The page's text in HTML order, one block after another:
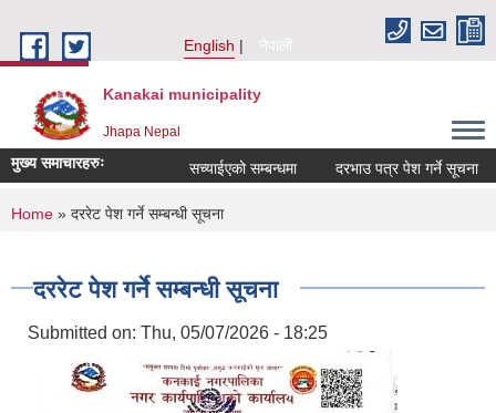
English
नेपाली
Kanakai municipality
Jhapa Nepal
मुख्य समाचारहरुः सच्याईएको सम्बन्धमा दरभाउ पत्र पेश गर्ने सूचना
You are here
Home » दररेट पेश गर्ने सम्बन्धी सूचना
दररेट पेश गर्ने सम्बन्धी सूचना
Submitted on: Thu, 05/07/2026 - 18:25